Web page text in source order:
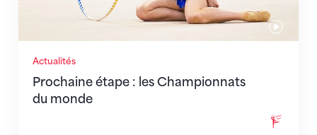
Actualités
Prochaine étape : les Championnats
du monde